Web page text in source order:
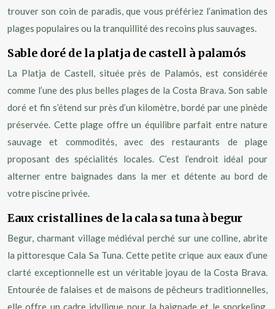
trouver son coin de paradis, que vous préfériez l’animation des
plages populaires ou la tranquillité des recoins plus sauvages.
Sable doré de la platja de castell à palamós
La Platja de Castell, située près de Palamós, est considérée
comme l’une des plus belles plages de la Costa Brava. Son sable
doré et fin s’étend sur près d’un kilomètre, bordé par une pinède
préservée. Cette plage offre un équilibre parfait entre nature
sauvage et commodités, avec des restaurants de plage
proposant des spécialités locales. C’est l’endroit idéal pour
alterner entre baignades dans la mer et détente au bord de
votre piscine privée.
Eaux cristallines de la cala sa tuna à begur
Begur, charmant village médiéval perché sur une colline, abrite
la pittoresque Cala Sa Tuna. Cette petite crique aux eaux d’une
clarté exceptionnelle est un véritable joyau de la Costa Brava.
Entourée de falaises et de maisons de pêcheurs traditionnelles,
elle offre un cadre idyllique pour la baignade et le snorkeling.